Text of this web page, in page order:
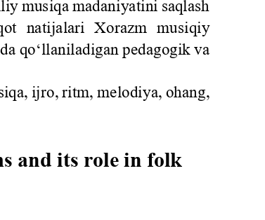
musiqa madaniyatini saqlash
natijalari  Xorazm  musiqiy
qo‘llaniladigan pedagogik va
ijro, ritm, melodiya, ohang,
and its role in folk